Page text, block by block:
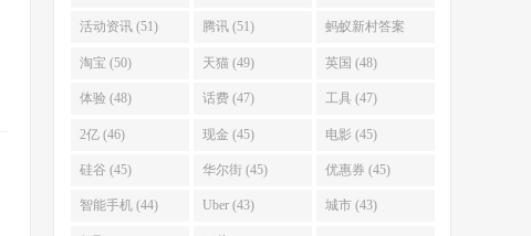
活动资讯 (51) 腾讯 (51) 蚂蚁新村答案
(51)
淘宝 (50) 天猫 (49) 英国 (48)
体验 (48) 话费 (47) 工具 (47)
2亿 (46) 现金 (45) 电影 (45)
硅谷 (45) 华尔街 (45) 优惠券 (45)
智能手机 (44) Uber (43) 城市 (43)